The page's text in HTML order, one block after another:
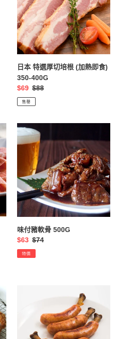
厚
切
培
根
(加
熱
即
食)
400G
日本 特選厚切培根 (加熱即食)
350-400G
售
價
$69 定
價
$88
售罄
味
付
500G
味付豬軟骨 500G
售
價
$63 定
價
$74
特價